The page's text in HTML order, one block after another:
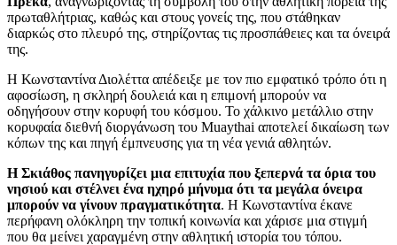
πρωταθλήτριας, καθώς και στους γονείς της, που στάθηκαν
διαρκώς στο πλευρό της, στηρίζοντας τις προσπάθειες και τα όνειρά
της.
Η Κωνσταντίνα Διολέττα απέδειξε με τον πιο εμφατικό τρόπο ότι η
αφοσίωση, η σκληρή δουλειά και η επιμονή μπορούν να
οδηγήσουν στην κορυφή του κόσμου. Το χάλκινο μετάλλιο στην
κορυφαία διεθνή διοργάνωση του Muaythai αποτελεί δικαίωση των
κόπων της και πηγή έμπνευσης για τη νέα γενιά αθλητών.
Η Σκιάθος πανηγυρίζει μια επιτυχία που ξεπερνά τα όρια του
νησιού και στέλνει ένα ηχηρό μήνυμα ότι τα μεγάλα όνειρα
μπορούν να γίνουν πραγματικότητα. Η Κωνσταντίνα έκανε
περήφανη ολόκληρη την τοπική κοινωνία και χάρισε μια στιγμή
που θα μείνει χαραγμένη στην αθλητική ιστορία του τόπου.